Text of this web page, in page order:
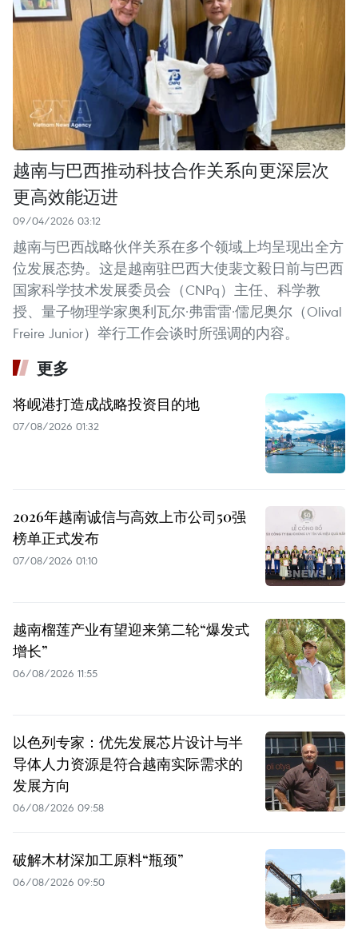
越南与巴西推动科技合作关系向更深层次
更高效能迈进
09/04/2026 03:12
越南与巴西战略伙伴关系在多个领域上均呈现出全方
位发展态势。这是越南驻巴西大使裴文毅日前与巴西
国家科学技术发展委员会（CNPq）主任、科学教
授、量子物理学家奥利瓦尔·弗雷雷·儒尼奥尔（Olival
Freire Junior）举行工作会谈时所强调的内容。
更多
将岘港打造成战略投资目的地
07/08/2026 01:32
2026年越南诚信与高效上市公司50强
榜单正式发布
07/08/2026 01:10
越南榴莲产业有望迎来第二轮“爆发式
增长”
06/08/2026 11:55
以色列专家：优先发展芯片设计与半
导体人力资源是符合越南实际需求的
发展方向
06/08/2026 09:58
破解木材深加工原料“瓶颈”
06/08/2026 09:50